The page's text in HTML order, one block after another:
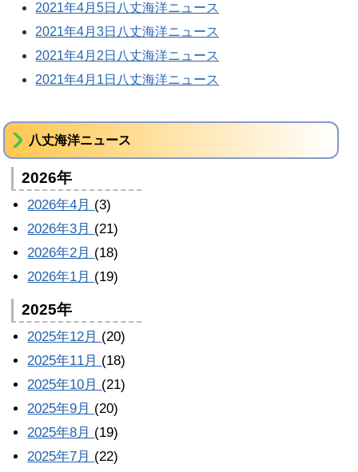
2021年4月5日八丈海洋ニュース
2021年4月3日八丈海洋ニュース
2021年4月2日八丈海洋ニュース
2021年4月1日八丈海洋ニュース
八丈海洋ニュース
2026年
2026年4月 (3)
2026年3月 (21)
2026年2月 (18)
2026年1月 (19)
2025年
2025年12月 (20)
2025年11月 (18)
2025年10月 (21)
2025年9月 (20)
2025年8月 (19)
2025年7月 (22)